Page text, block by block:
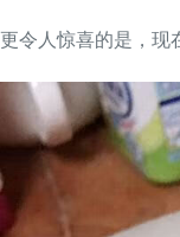
更令人惊喜的是，现